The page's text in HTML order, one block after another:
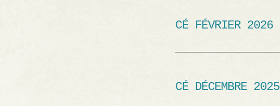
CÉ FÉVRIER 2026
CÉ DÉCEMBRE 2025